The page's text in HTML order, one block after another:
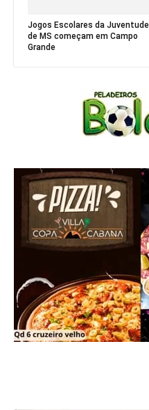
Jogos Escolares da Juventude
de MS começam em Campo
Grande